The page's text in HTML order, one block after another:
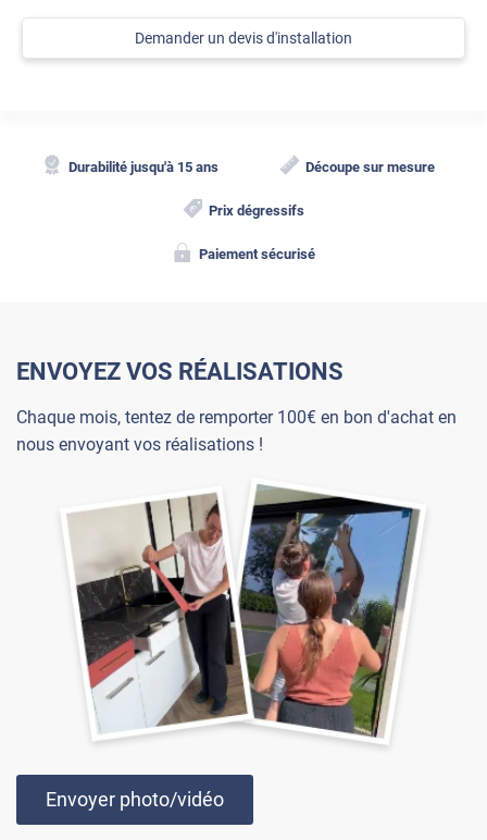
Demander un devis d'installation
Durabilité jusqu'à 15 ans Découpe sur mesure
Prix dégressifs
Paiement sécurisé
ENVOYEZ VOS RÉALISATIONS
Chaque mois, tentez de remporter 100€ en bon d'achat en
nous envoyant vos réalisations !
Envoyer photo/vidéo